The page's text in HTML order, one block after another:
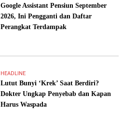
Google Assistant Pensiun September
2026, Ini Pengganti dan Daftar
Perangkat Terdampak
HEADLINE
Lutut Bunyi ‘Krek’ Saat Berdiri?
Dokter Ungkap Penyebab dan Kapan
Harus Waspada